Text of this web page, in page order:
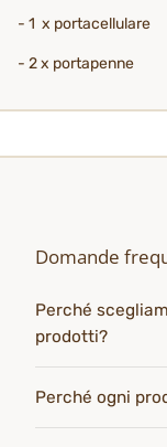
- 1 x portacellulare
- 2 x portapenne
Domande
Perché
prodotti?
Perché ogni